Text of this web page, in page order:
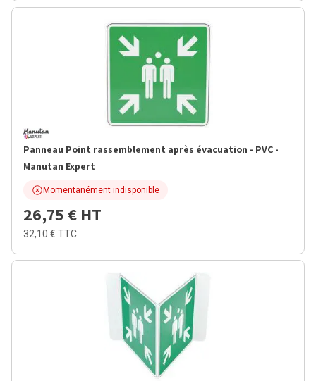
Panneau Point rassemblement après évacuation - PVC -
Manutan Expert
Momentanément indisponible
26,75 € HT
32,10 € TTC